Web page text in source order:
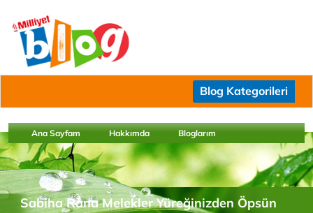
Blog Kategorileri
Ana Sayfam Hakkımda Bloglarım
Sabiha Rana Melekler Yüreğinizden Öpsün